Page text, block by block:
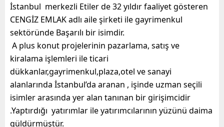
İstanbul merkezli Etiler de 32 yıldır faaliyet gösteren
CENGİZ EMLAK adlı aile şirketi ile gayrimenkul
sektöründe Başarılı bir isimdir.
A plus konut projelerinin pazarlama, satış ve
kiralama işlemleri ile ticari
dükkanlar,gayrimenkul,plaza,otel ve sanayi
alanlarında İstanbul’da aranan , işinde uzman seçili
isimler arasında yer alan tanınan bir girişimcidir
.Yaptırdığı yatırımlar ile yatırımcılarının yüzünü daima
güldürmüştür.